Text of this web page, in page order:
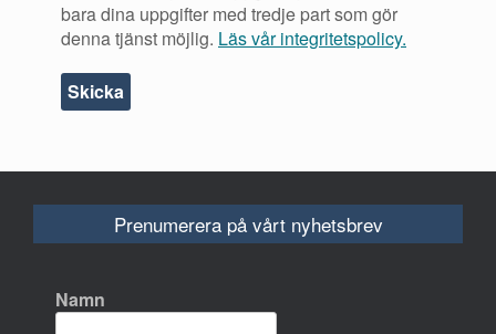
bara dina uppgifter med tredje part som gör
denna tjänst möjlig. Läs vår integritetspolicy.
Prenumerera på vårt nyhetsbrev
Namn